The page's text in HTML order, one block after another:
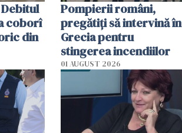
coborî
din
Pompierii români,
pregătiţi să intervină în
Grecia pentru
stingerea incendiilor
01 AUGUST 2026